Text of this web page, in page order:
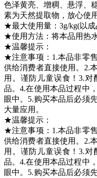
色泽黄亮、增稠、悬浮、
素为天然提取物，放心使用
★最大使用量： 3g/kg(以成
★使用方法： 将本品用热
★温馨提示：
★注意事项：1.本品非零
供给消费者直接使用。2.
用。谨防儿童误食！3.
品。4.在使用本品过程中
眼中。5.购买本品后必须
大量应用。
★温馨提示：
★注意事项：1.本品非零
供给消费者直接使用。2.
用。谨防儿童误食！3.
品。4.在使用本品过程中
眼中。5.购买本品后必须